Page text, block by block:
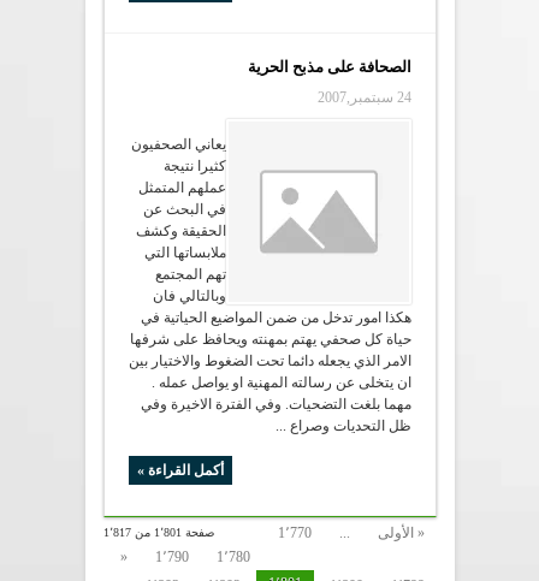
الصحافة على مذبح الحرية
24 سبتمبر,2007
يعاني الصحفيون
كثيرا نتيجة
عملهم المتمثل
في البحث عن
الحقيقة وكشف
ملابساتها التي
تهم المجتمع
وبالتالي فان
هكذا امور تدخل من ضمن المواضيع الحياتية في
حياة كل صحفي يهتم بمهنته ويحافظ على شرفها
الامر الذي يجعله دائما تحت الضغوط والاختيار بين
ان يتخلى عن رسالته المهنية او يواصل عمله .
مهما بلغت التضحيات. وفي الفترة الاخيرة وفي
ظل التحديات وصراع ...
أكمل القراءة »
صفحة 1٬801 من 1٬817 « الأولى ...
1٬770
1٬780
1٬790
«